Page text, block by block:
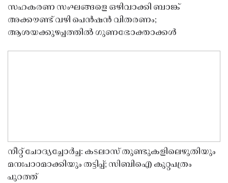
സഹകരണ സംഘങ്ങളെ ഒഴിവാക്കി ബാങ്ക്
അക്കൗണ്ട് വഴി പെൻഷൻ വിതരണം;
ആശയക്കുഴപ്പത്തിൽ ഗുണഭോക്താക്കൾ
നീറ്റ് ചോദ്യച്ചോർച്ച: കടലാസ് തുണ്ടുകളിലെഴുതിയും
മനഃപാഠമാക്കിയും തട്ടിപ്പ്; സിബിഐ കുറ്റപത്രം
പുറത്ത്